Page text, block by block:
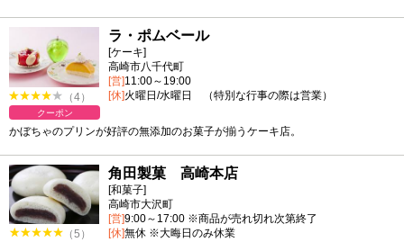
（4）
クーポン
ラ・ポムベール
[ケーキ]
高崎市八千代町
[営]11:00～19:00
[休]火曜日/水曜日 （特別な行事の際は営業）
かぼちゃのプリンが好評の無添加のお菓子が揃うケーキ店。
（5）
角田製菓 高崎本店
[和菓子]
高崎市大沢町
[営]9:00～17:00 ※商品が売れ切れ次第終了
[休]無休 ※大晦日のみ休業